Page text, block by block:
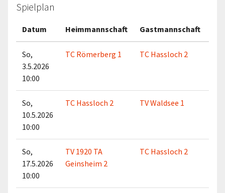
Spielplan
Datum Heimmannschaft Gastmannschaft
So,
3.5.2026
10:00
TC Römerberg 1 TC Hassloch 2
So,
10.5.2026
10:00
TC Hassloch 2 TV Waldsee 1
So,
17.5.2026
10:00
TV 1920 TA
Geinsheim 2
TC Hassloch 2